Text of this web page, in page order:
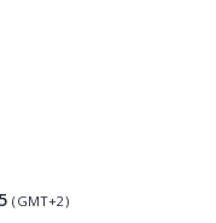
(GMT+2)